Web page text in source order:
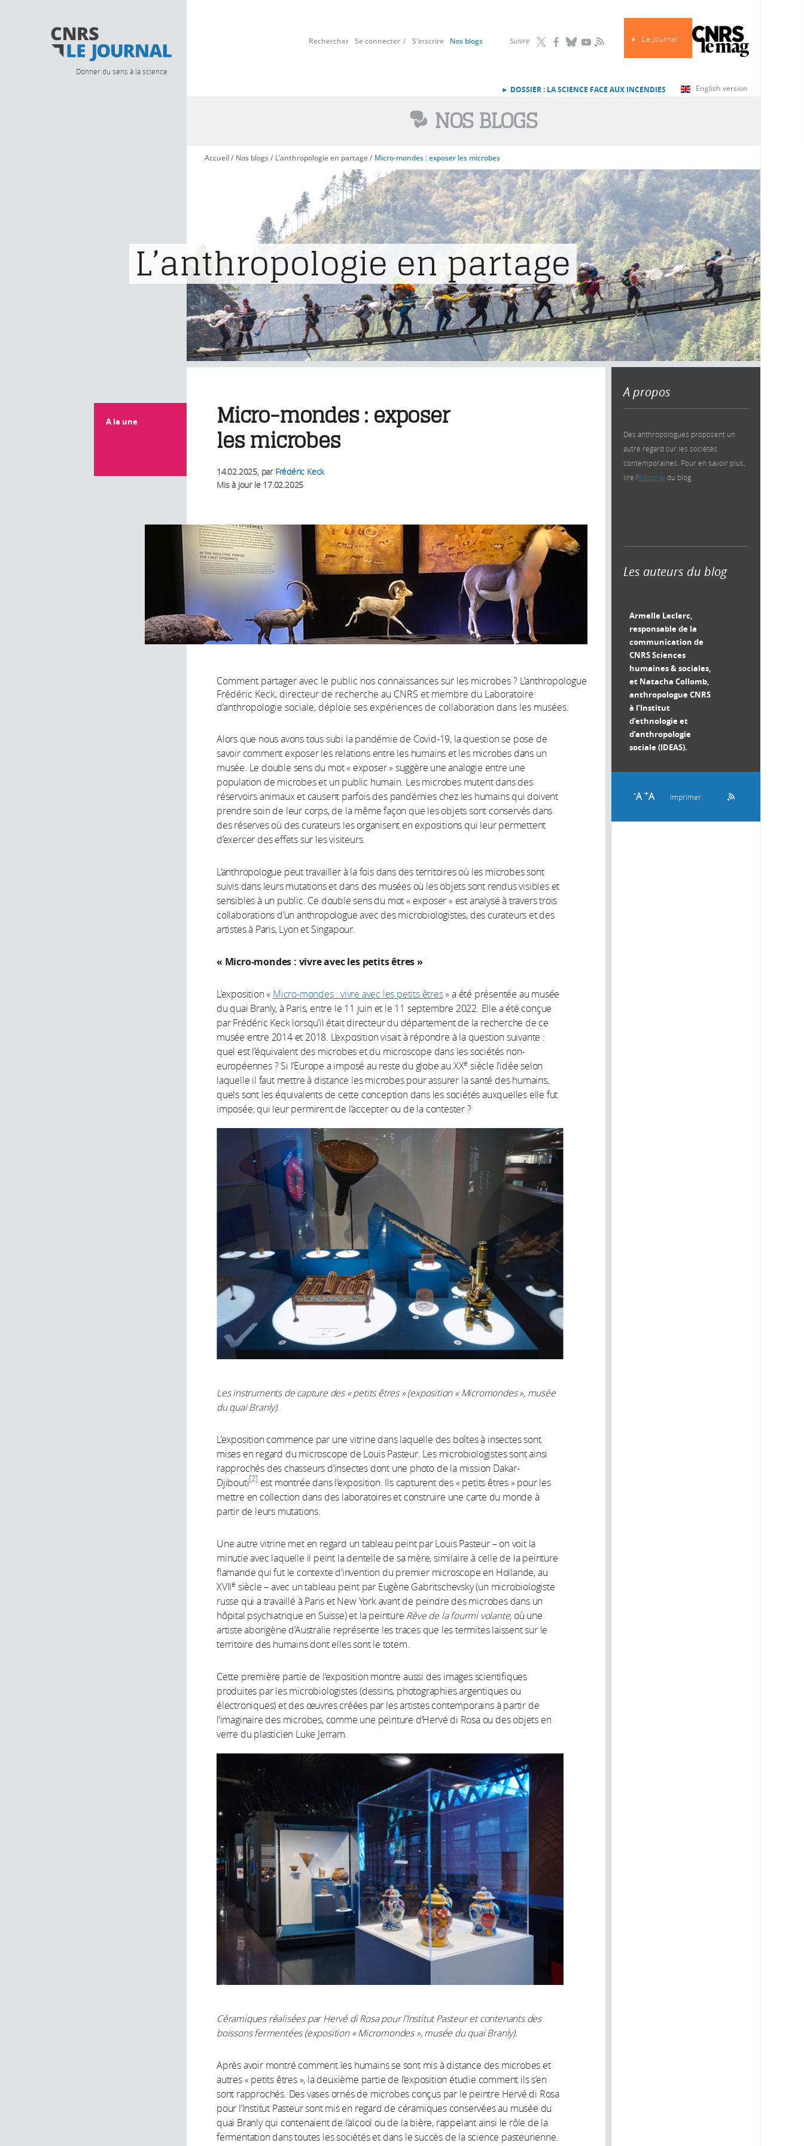
Donner du sens à la science
Le Journal
Suivre RSS
Rechercher Se connecter S'inscrire Nos blogs
English version
► DOSSIER : LA SCIENCE FACE AUX INCENDIES
NOS BLOGS
Vous êtes ici
Accueil/ Nos blogs/ L’anthropologie en partage/ Micro-mondes : exposer les microbes
L’anthropologie en partage
A propos
Des anthropologues proposent un
autre regard sur les sociétés
contemporaines. Pour en savoir plus,
lire l’éditorial du blog.
Les auteurs du blog
Armelle Leclerc,
responsable de la
communication de
CNRS Sciences
humaines & sociales,
et Natacha Collomb,
anthropologue CNRS
à l’Institut
d’ethnologie et
d’anthropologie
sociale (IDEAS).
-A +A Imprimer
A la une
Micro-mondes : exposer
les microbes
14.02.2025, par Frédéric Keck
Mis à jour le 17.02.2025
Comment partager avec le public nos connaissances sur les microbes ? L’anthropologue
Frédéric Keck, directeur de recherche au CNRS et membre du Laboratoire
d’anthropologie sociale, déploie ses expériences de collaboration dans les musées.
Alors que nous avons tous subi la pandémie de Covid-19, la question se pose de
savoir comment exposer les relations entre les humains et les microbes dans un
musée. Le double sens du mot « exposer » suggère une analogie entre une
population de microbes et un public humain. Les microbes mutent dans des
réservoirs animaux et causent parfois des pandémies chez les humains qui doivent
prendre soin de leur corps, de la même façon que les objets sont conservés dans
des réserves où des curateurs les organisent en expositions qui leur permettent
d’exercer des effets sur les visiteurs.
L’anthropologue peut travailler à la fois dans des territoires où les microbes sont
suivis dans leurs mutations et dans des musées où les objets sont rendus visibles et
sensibles à un public. Ce double sens du mot « exposer » est analysé à travers trois
collaborations d’un anthropologue avec des microbiologistes, des curateurs et des
artistes à Paris, Lyon et Singapour.
« Micro-mondes : vivre avec les petits êtres »
L’exposition « Micro-mondes : vivre avec les petits êtres» a été présentée au musée
du quai Branly, à Paris, entre le 11 juin et le 11 septembre 2022. Elle a été conçue
par Frédéric Keck lorsqu’il était directeur du département de la recherche de ce
musée entre 2014 et 2018. L’exposition visait à répondre à la question suivante :
quel est l’équivalent des microbes et du microscope dans les sociétés non-
européennes ? Si l’Europe a imposé au reste du globe au XXe siècle l’idée selon
laquelle il faut mettre à distance les microbes pour assurer la santé des humains,
quels sont les équivalents de cette conception dans les sociétés auxquelles elle fut
imposée, qui leur permirent de l’accepter ou de la contester ?
Les instruments de capture des « petits êtres » (exposition « Micromondes », musée
du quai Branly).
L’exposition commence par une vitrine dans laquelle des boîtes à insectes sont
mises en regard du microscope de Louis Pasteur. Les microbiologistes sont ainsi
rapprochés des chasseurs d’insectes dont une photo de la mission Dakar-
Djibouti 2 est montrée dans l’exposition. Ils capturent des « petits êtres » pour les
mettre en collection dans des laboratoires et construire une carte du monde à
partir de leurs mutations.
Une autre vitrine met en regard un tableau peint par Louis Pasteur – on voit la
minutie avec laquelle il peint la dentelle de sa mère, similaire à celle de la peinture
flamande qui fut le contexte d’invention du premier microscope en Hollande, au
XVIIe siècle – avec un tableau peint par Eugène Gabritschevsky (un microbiologiste
russe qui a travaillé à Paris et New York avant de peindre des microbes dans un
hôpital psychiatrique en Suisse) et la peinture Rêve de la fourmi volante, où une
artiste aborigène d’Australie représente les traces que les termites laissent sur le
territoire des humains dont elles sont le totem.
Cette première partie de l’exposition montre aussi des images scientifiques
produites par les microbiologistes (dessins, photographies argentiques ou
électroniques) et des œuvres créées par les artistes contemporains à partir de
l’imaginaire des microbes, comme une peinture d’Hervé di Rosa ou des objets en
verre du plasticien Luke Jerram.
Céramiques réalisées par Hervé di Rosa pour l’Institut Pasteur et contenants des
boissons fermentées (exposition « Micromondes », musée du quai Branly).
Après avoir montré comment les humains se sont mis à distance des microbes et
autres « petits êtres », la deuxième partie de l’exposition étudie comment ils s’en
sont rapprochés. Des vases ornés de microbes conçus par le peintre Hervé di Rosa
pour l’Institut Pasteur sont mis en regard de céramiques conservées au musée du
quai Branly qui contenaient de l’alcool ou de la bière, rappelant ainsi le rôle de la
fermentation dans toutes les sociétés et dans le succès de la science pasteurienne.